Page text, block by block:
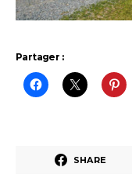
Partager :
SHARE